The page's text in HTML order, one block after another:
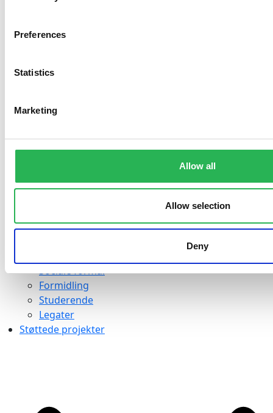
Preferences
Statistics
Marketing
Allow all
Allow selection
Deny
Sociale formål
Formidling
Studerende
Legater
Støttede projekter